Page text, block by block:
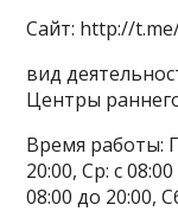
Сайт: http://
вид
Центры
Время работы:
20:00, Ср: с
08:00 до 20:00,